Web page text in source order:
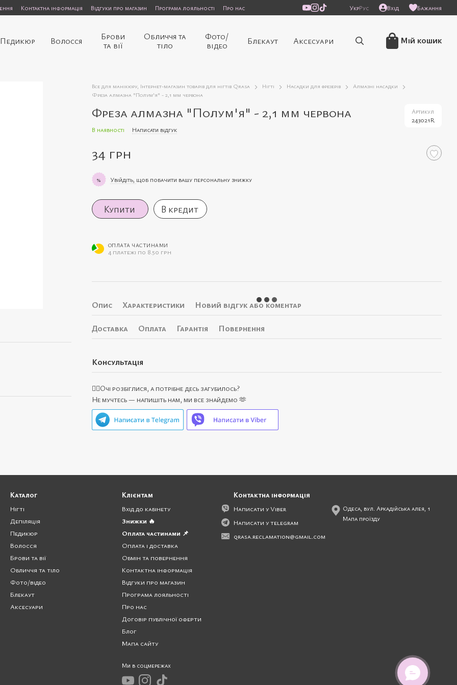
Контактна інформація Відгуки про магазин Програма лояльності Про нас УкрРус Вхід Бажання
Педикюр Волосся
Брови
та вії
Обличчя та
тіло
Фото/
відео
Блекаут Аксесуари Мій кошик
Все для манікюру, Інтернет-магазин товарів для нігтів Qrasa Нігті Насадки для фрезерів
Алмазні насадки
Фреза алмазна "Полум'я" - 2,1 мм червона
Фреза алмазна "Полум'я" - 2,1 мм червона Артикул
243021R
В наявності Написати відгук
34 грн
% Увійдіть, щоб побачити вашу персональну знижку
Купити В кредит
ОПЛАТА ЧАСТИНАМИ
4 платежі по 8.50 грн
Опис Характеристики Новий відгук або коментар
Доставка Оплата Гарантія Повернення
Консультація
🙋‍♀️Очі розбіглися, а потрібне десь загубилось?
Не мучтесь — напишіть нам, ми все знайдемо 🫶
Каталог
Нігті
Депіляція
Педикюр
Волосся
Брови та вії
Обличчя та тіло
Фото/відео
Блекаут
Аксесуари
Клієнтам
Вхід до кабінету
Знижки 🔥
Оплата частинами 📌
Оплата і доставка
Обмін та повернення
Контактна інформація
Відгуки про магазин
Програма лояльності
Про нас
Договір публічної оферти
Блог
Мапа сайту
Ми в соцмережах
Контактна інформація
Написати у Viber
Написати у telegram
qrasa.reclamation@gmail.com
Одеса, вул. Аркадійська алея, 1
Мапа проїзду